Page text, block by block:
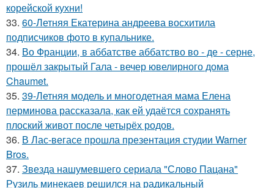
корейской кухни!
33. 60-Летняя Екатерина андреева восхитила
подписчиков фото в купальнике.
34. Во Франции, в аббатстве аббатство во - де - серне,
прошёл закрытый Гала - вечер ювелирного дома
Chaumet.
35. 39-Летняя модель и многодетная мама Елена
перминова рассказала, как ей удаётся сохранять
плоский живот после четырёх родов.
36. В Лас-вегасе прошла презентация студии Warner
Bros.
37. Звезда нашумевшего сериала "Слово Пацана"
Рузиль минекаев решился на радикальный